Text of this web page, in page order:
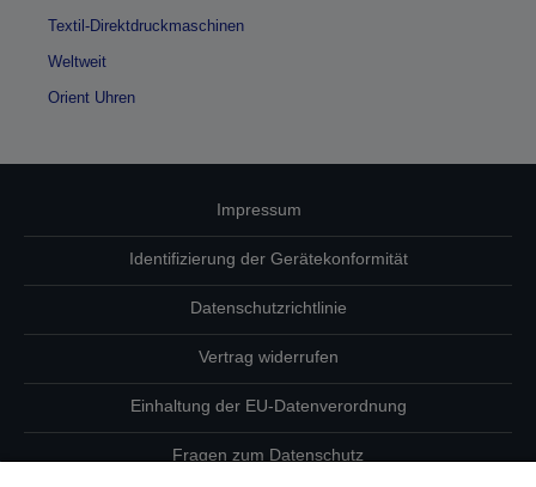
Textil-Direktdruckmaschinen
Weltweit
Orient Uhren
Impressum
Identifizierung der Gerätekonformität
Datenschutzrichtlinie
Vertrag widerrufen
Einhaltung der EU-Datenverordnung
Fragen zum Datenschutz